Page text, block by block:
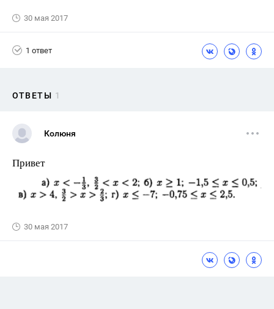
30 мая 2017
1 ответ
ОТВЕТЫ 1
Колюня
Привет
30 мая 2017